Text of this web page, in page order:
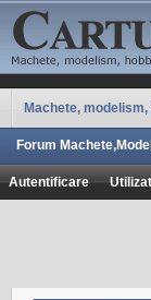
Machete,
Forum
Autentificare